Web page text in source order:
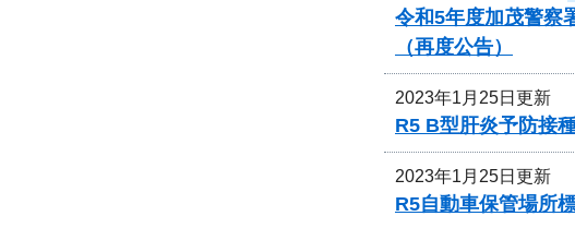
令和5年度加茂警察
（再度公告）
2023年1月25日更新
R5 B型肝炎予防接
2023年1月25日更新
R5自動車保管場所